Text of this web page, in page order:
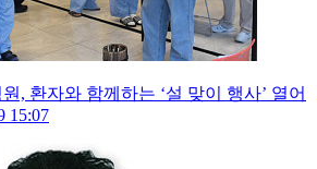
, 환자와 함께하는 ‘설 맞이 행사’ 열어
15:07